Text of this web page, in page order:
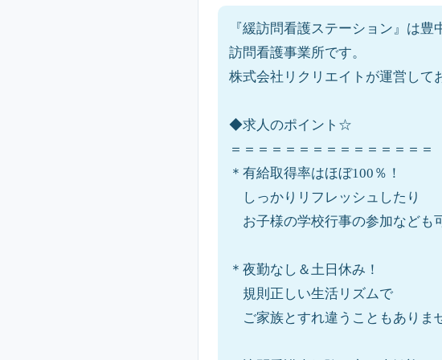
『緩訪問看護ステーション』は豊
訪問看護事業所です。
株式会社リクリエイトが運営して
◆求人のポイント☆
＝＝＝＝＝＝＝＝＝＝＝＝＝＝＝
＊有給取得率はほぼ100％！
しっかりリフレッシュしたり
お子様の学校行事の参加なども
＊夜勤なし＆土日休み！
規則正しい生活リズムで
ご家族とすれ違うこともありま